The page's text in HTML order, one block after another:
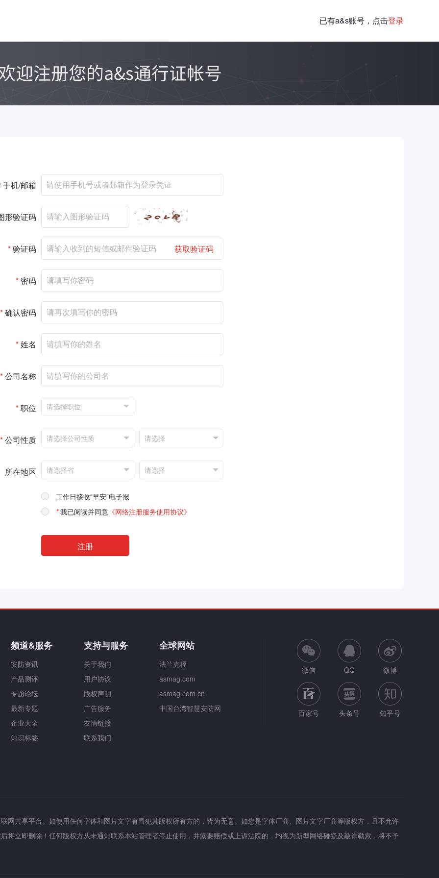
已有a&s账号，点击登录
手机/邮箱
形验证码
*验证码 获取验证码
* 密码
*确认密码
*姓名
*公司名称
*职位
*公司性质
所在地区
工作日接收“早安”电子报
*我已阅读并同意 《网络注册服务使用协议》
频道&服务
安防资讯
产品测评
专题论坛
最新专题
企业大全
知识标签
支持与服务
关于我们
用户协议
版权声明
广告服务
友情链接
联系我们
全球网站
法兰克福
asmag.com
asmag.com.cn
中国台湾智慧安防网
微信 QQ 微博
百家号 头条号 知乎号
网共享平台。如使用任何字体和图片文字有冒犯其版权所有方的，皆为无意。如您是字体厂商、图片文字厂商等版权方，且不允许
将立即删除！任何版权方从未通知联系本站管理者停止使用，并索要赔偿或上诉法院的，均视为新型网络碰瓷及敲诈勒索，将不予